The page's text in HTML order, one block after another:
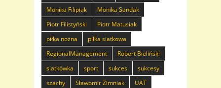
Monika Filipiak
Monika Sandak
Piotr Filistyński
Piotr Matusiak
piłka nożna
piłka siatkowa
RegionalManagement
Robert Bieliński
siatkówka
sport sukces
sukcesy
szachy
Sławomir Zimniak
UAT